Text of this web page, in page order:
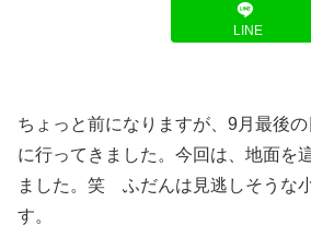
LINE
ちょっと前になりますが、9月最後
に行ってきました。今回は、地面を
ました。笑 ふだんは見逃しそうな
す。